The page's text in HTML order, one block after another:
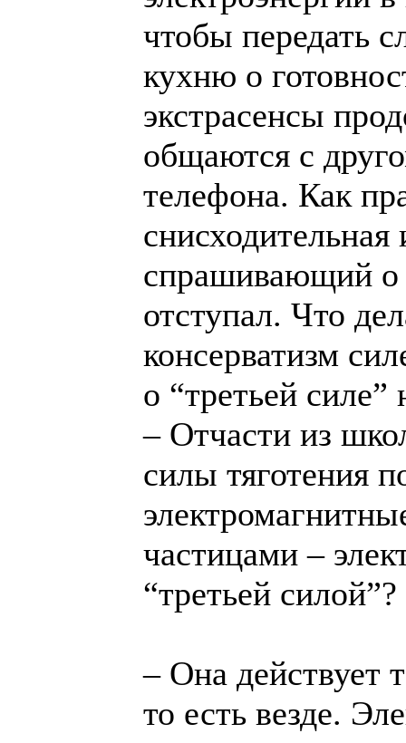
чтобы передать
кухню о
экстрасенсы
общаются с
телефона. Как
спрашивающий о
отступал. Что
консерватизм
о “третьей силе”
– Отчасти из
силы тяготения
частицами –
“третьей силой”?
– Она действует
то есть везде.